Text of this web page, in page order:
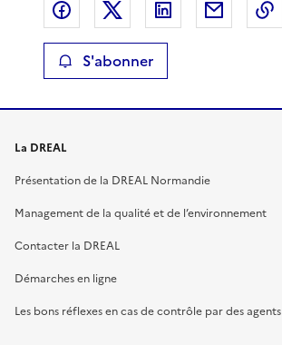
Partager sur Facebook
Partager sur XPartager sur
S'abonner
La DREAL
Présentation de la DREAL Normandie
Management de la qualité et de l’environnement
Contacter la DREAL
Démarches en ligne
Les bons réflexes en cas de contrôle par des